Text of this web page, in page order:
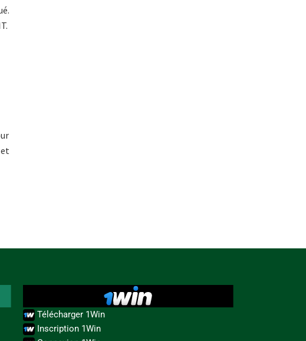
et
Télécharger 1Win
Inscription 1Win